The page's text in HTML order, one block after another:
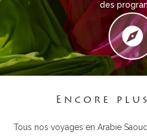
des
du
Encore
Tous nos voyages en Arabie